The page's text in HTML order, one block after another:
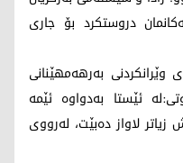
دروستکرد بۆ جاری
وێرانکردنی بەرهەمهێنانی
ئێستا بەدواوە ئێمە
زیاتر لاواز دەبێت، لەرووی